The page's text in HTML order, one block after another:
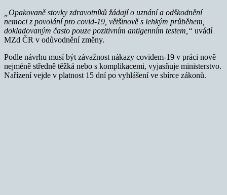
„Opakovaně stovky zdravotníků žádají o uznání a odškodnění
nemoci z povolání pro covid-19, většinově s lehkým průběhem,
dokladovaným často pouze pozitivním antigenním testem,“ uvádí
MZd ČR v odůvodnění změny.
Podle návrhu musí být závažnost nákazy covidem-19 v práci nově
nejméně středně těžká nebo s komplikacemi, vyjasňuje ministerstvo.
Nařízení vejde v platnost 15 dní po vyhlášení ve sbírce zákonů.